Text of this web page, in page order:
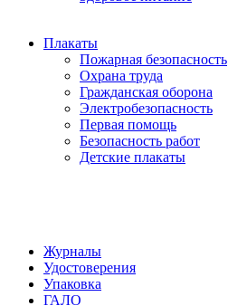
Плакаты
Пожарная безопасность
Охрана труда
Гражданская оборона
Электробезопасность
Первая помощь
Безопасность работ
Детские плакаты
Журналы
Удостоверения
Упаковка
ГАЛО